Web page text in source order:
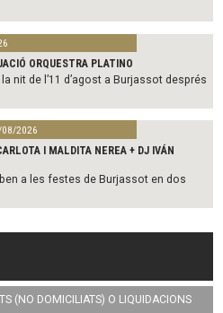
ORQUESTRA PLATINO
nit de l’11 d’agost a Burjassot després
2026
I MALDITA NEREA + DJ IVÁN
a les festes de Burjassot en dos
(NO DOMICILIATS) O LIQUIDACIONS